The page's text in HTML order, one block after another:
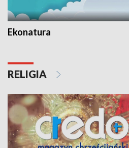
Ekonatura
RELIGIA